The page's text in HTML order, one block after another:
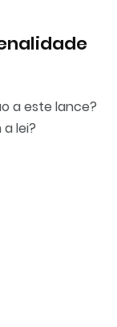
a este lance?
lei?